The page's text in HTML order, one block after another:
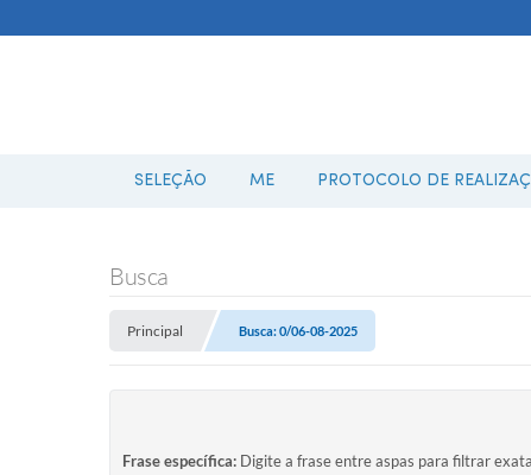
SELEÇÃO ME PROTOCOLO DE
Busca
Principal Busca: 0/06-08-2025
Frase específica: Digite a frase entre aspas para filtrar